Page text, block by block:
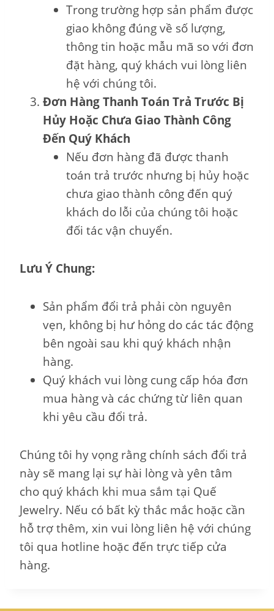
Trong trường hợp sản phẩm được
giao không đúng về số lượng,
thông tin hoặc mẫu mã so với đơn
đặt hàng, quý khách vui lòng liên
hệ với chúng tôi.
Đơn Hàng Thanh Toán Trả Trước Bị
Hủy Hoặc Chưa Giao Thành Công
Đến Quý Khách
Nếu đơn hàng đã được thanh
toán trả trước nhưng bị hủy hoặc
chưa giao thành công đến quý
khách do lỗi của chúng tôi hoặc
đối tác vận chuyển.
Lưu Ý Chung:
Sản phẩm đổi trả phải còn nguyên
vẹn, không bị hư hỏng do các tác động
bên ngoài sau khi quý khách nhận
hàng.
Quý khách vui lòng cung cấp hóa đơn
mua hàng và các chứng từ liên quan
khi yêu cầu đổi trả.
Chúng tôi hy vọng rằng chính sách đổi trả
này sẽ mang lại sự hài lòng và yên tâm
cho quý khách khi mua sắm tại Quế
Jewelry. Nếu có bất kỳ thắc mắc hoặc cần
hỗ trợ thêm, xin vui lòng liên hệ với chúng
tôi qua hotline hoặc đến trực tiếp cửa
hàng.